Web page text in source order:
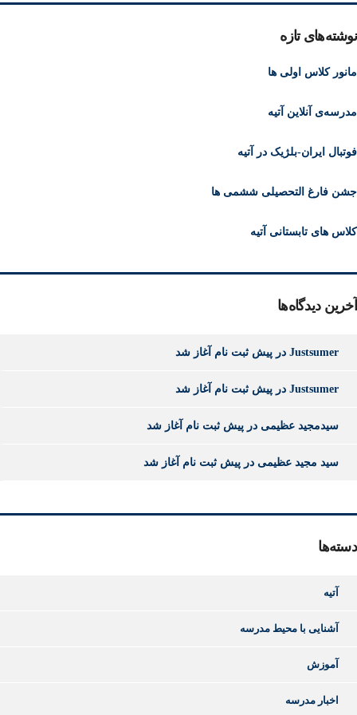
نوشته‌های تازه
مانور کلاس اولی ها
مدرسه‌ی آنلاین آتیه
فوتبال ایران-بلژیک در آتیه
جشن فارغ التحصیلی ششمی ها
کلاس های تابستانی آتیه
آخرین دیدگاه‌ها
Justsumer در پیش ثبت نام آغاز شد
Justsumer در پیش ثبت نام آغاز شد
سیدمجید عظیمی در پیش ثبت نام آغاز شد
سید مجید عظیمی در پیش ثبت نام آغاز شد
دسته‌ها
آتیه
آشنایی با محیط مدرسه
آموزش
اخبار مدرسه